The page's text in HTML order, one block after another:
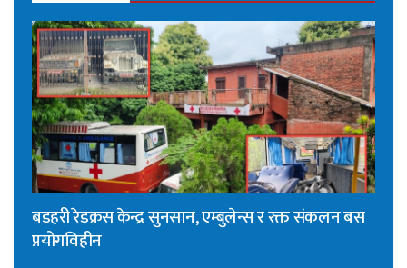
बडहरी रेडक्रस केन्द्र सुनसान, एम्बुलेन्स र रक्त संकलन बस
प्रयोगविहीन